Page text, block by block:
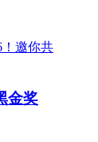
金奖